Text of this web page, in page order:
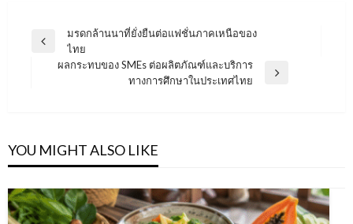
Post
navigation
Previous
มรดกล้านนาที่ยั่งยืนต่อแฟชั่นภาคเหนือของ
ไทย
ผลกระทบของ SMEs ต่อผลิตภัณฑ์และบริการ
ทางการศึกษาในประเทศไทย
YOU MIGHT ALSO LIKE